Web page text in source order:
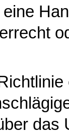
das